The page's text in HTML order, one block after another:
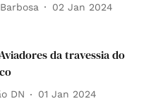
02 Jan 2024
da travessia do
DN 01 Jan 2024